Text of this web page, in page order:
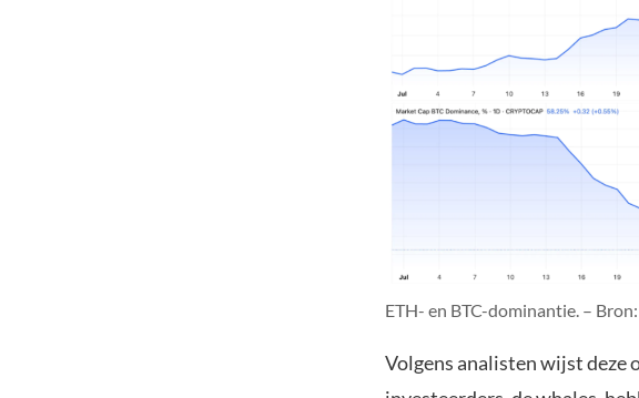
ETH- en BTC-dominantie. –
Volgens analisten wijst deze